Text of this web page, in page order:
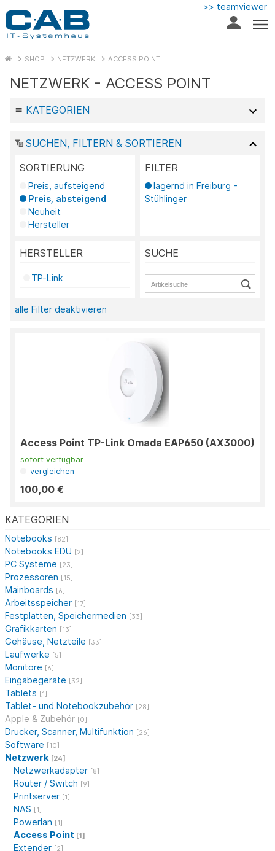
>> teamviewer
SHOP NETZWERK ACCESS POINT
KATEGORIEN
Notebooks [82]
Notebooks EDU [2]
PC Systeme [23]
Prozessoren [15]
Mainboards [6]
Arbeitsspeicher [17]
Festplatten, Speichermedien [33]
Grafikkarten [13]
Gehäuse, Netzteile [33]
Laufwerke [5]
Monitore [6]
Eingabegeräte [32]
Tablets [1]
Tablet- und Notebookzubehör [28]
Apple & Zubehör [0]
Drucker, Scanner, Multifunktion [26]
Software [10]
Netzwerk [24]
Netzwerkadapter [8]
Router / Switch [9]
Printserver [1]
NAS [1]
Powerlan [1]
Access Point [1]
Extender [2]
NETZWERK - ACCESS POINT
KATEGORIEN
SUCHEN, FILTERN & SORTIEREN
SORTIERUNG
Preis, aufsteigend
Preis, absteigend
Neuheit
Hersteller
FILTER
lagernd in Freiburg -
Stühlinger
HERSTELLER
TP-Link
SUCHE
alle Filter deaktivieren
Access Point TP-Link Omada EAP650 (AX3000)
sofort verfügbar
vergleichen
100,00 €